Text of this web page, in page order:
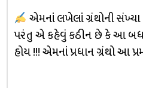
એમનાં લખેલાં ગ્રંથોની
પરંતુ એ કહેવું કઠીન છે કે આ
હોય !!! એમનાં પ્રધાન ગ્રંથો